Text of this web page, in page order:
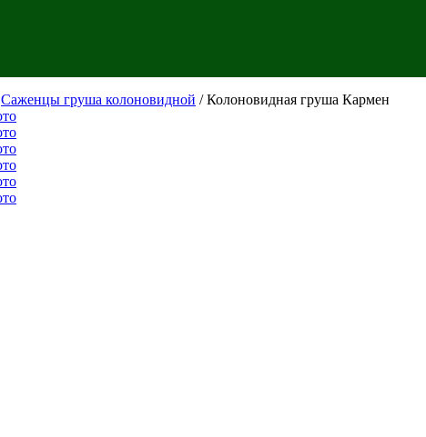
Саженцы груша колоновидной / Колоновидная груша Кармен